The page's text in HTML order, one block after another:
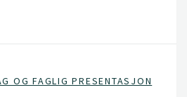
OG FAGLIG PRESENTASJON